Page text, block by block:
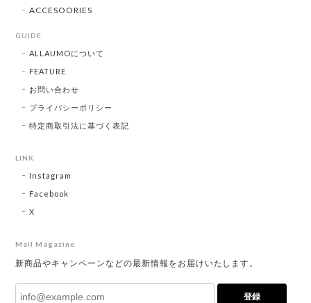
ACCESOORIES
GUIDE
ALLAUMOについて
FEATURE
お問い合わせ
プライバシーポリシー
特定商取引法に基づく表記
LINK
Instagram
Facebook
X
Mail Magazine
新商品やキャンペーンなどの最新情報をお届けいたします。
登録